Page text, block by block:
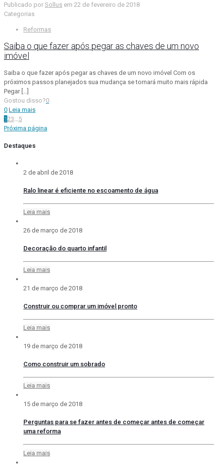
Publicado por Sollus em 22 de fevereiro de 2018
Categorias
Reformas
Saiba o que fazer após pegar as chaves de um novo
imóvel
Saiba o que fazer após pegar as chaves de um novo imóvel Com os
próximos passos planejados sua mudança se tornará muito mais rápida
Pegar[…]
Gostou disso?0
0 Leia mais
123
5
Próxima página
Destaques
2 de abril de 2018
Ralo linear é eficiente no escoamento de água
Leia mais
26 de março de 2018
Decoração do quarto infantil
Leia mais
21 de março de 2018
Construir ou comprar um imóvel pronto
Leia mais
19 de março de 2018
Como construir um sobrado
Leia mais
15 de março de 2018
Perguntas para se fazer antes de começar antes de começar
uma reforma
Leia mais